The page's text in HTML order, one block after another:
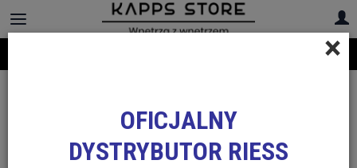
+48 22 299 19 84
×
OFICJALNY
DYSTRYBUTOR RIESS